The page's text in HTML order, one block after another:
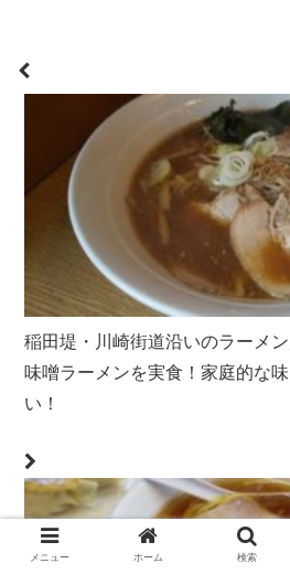
稲田堤・川崎街道沿いのラーメ
味噌ラーメンを実食！家庭的な
い！
メニュー ホーム 検索